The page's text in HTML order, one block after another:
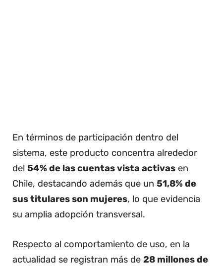
En términos de participación dentro del
sistema, este producto concentra alrededor
del 54% de las cuentas vista activas en
Chile, destacando además que un 51,8% de
sus titulares son mujeres, lo que evidencia
su amplia adopción transversal.
Respecto al comportamiento de uso, en la
actualidad se registran más de 28 millones de